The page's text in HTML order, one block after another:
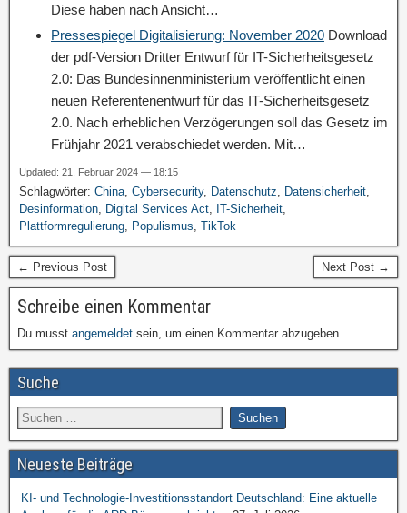
Diese haben nach Ansicht…
Pressespiegel Digitalisierung: November 2020 Download
der pdf-Version Dritter Entwurf für IT-Sicherheitsgesetz
2.0: Das Bundesinnenministerium veröffentlicht einen
neuen Referentenentwurf für das IT-Sicherheitsgesetz
2.0. Nach erheblichen Verzögerungen soll das Gesetz im
Frühjahr 2021 verabschiedet werden. Mit…
Updated: 21. Februar 2024 — 18:15
Schlagwörter: China, Cybersecurity, Datenschutz, Datensicherheit,
Desinformation, Digital Services Act, IT-Sicherheit,
Plattformregulierung, Populismus, TikTok
← Previous Post Next Post →
Schreibe einen Kommentar
Du musst angemeldet sein, um einen Kommentar abzugeben.
Suche
Neueste Beiträge
KI- und Technologie-Investitionsstandort Deutschland: Eine aktuelle